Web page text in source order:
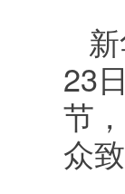
23
节
众